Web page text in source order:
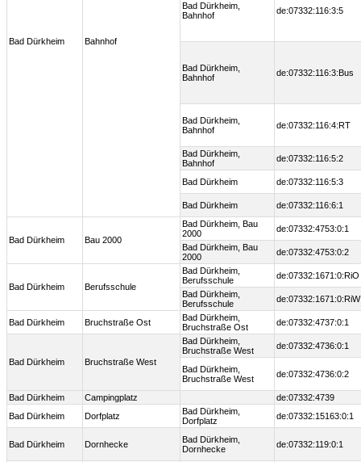
Bad Dürkheim Bahnhof
Bad Dürkheim,
Bahnhof
de:07332:116:3:5
Bad Dürkheim,
Bahnhof
de:07332:116:3:Bus
Bad Dürkheim,
Bahnhof
de:07332:116:4:RT
Bad Dürkheim,
Bahnhof
de:07332:116:5:2
Bad Dürkheim de:07332:116:5:3
Bad Dürkheim de:07332:116:6:1
Bad Dürkheim Bau 2000
Bad Dürkheim, Bau
2000
de:07332:4753:0:1
Bad Dürkheim, Bau
2000
de:07332:4753:0:2
Bad Dürkheim Berufsschule
Bad Dürkheim,
Berufsschule
de:07332:1671:0:RiO
Bad Dürkheim,
Berufsschule
de:07332:1671:0:RiW
Bad Dürkheim Bruchstraße Ost
Bad Dürkheim,
Bruchstraße Ost
de:07332:4737:0:1
Bad Dürkheim Bruchstraße West
Bad Dürkheim,
Bruchstraße West
de:07332:4736:0:1
Bad Dürkheim,
Bruchstraße West
de:07332:4736:0:2
Bad Dürkheim Campingplatz
de:07332:4739
Bad Dürkheim
Dorfplatz
Bad Dürkheim,
Dorfplatz
de:07332:15163:0:1
Bad Dürkheim Dornhecke
Bad Dürkheim,
Dornhecke
de:07332:119:0:1